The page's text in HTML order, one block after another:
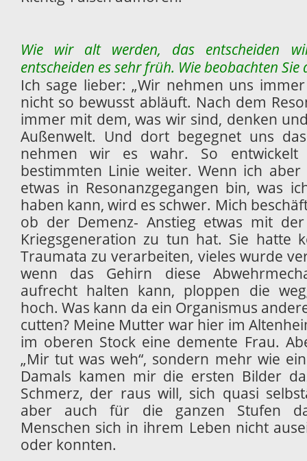
Wie wir alt werden, das entscheiden
entscheiden es sehr früh. Wiebeobachten Sie
Ich sage lieber: „Wir nehmen uns
nicht so bewusst abläuft. Nach dem
immer mit dem, was wir sind, denken
Außenwelt. Und dort begegnet uns
nehmen wir es wahr. So
bestimmten Linie weiter. Wenn ich
etwas in Resonanzgegangen bin, was
haben kann, wird es schwer. Mich
ob der Demenz- Anstieg etwas mit
Kriegsgeneration zu tun hat. Sie hatte
Traumata zu verarbeiten, vieles wurde
wenn das Gehirn diese
aufrecht halten kann, ploppen die
hoch. Was kann da ein Organismus
cutten? Meine Mutter war hier im
im oberen Stock eine demente Frau.
„Mir tut was weh“, sondern mehr wie
Damals kamen mir die ersten Bilder
Schmerz, der raus will, sich quasi
aber auch für die ganzen Stufen
Menschen sich in ihrem Leben nicht
oder konnten.